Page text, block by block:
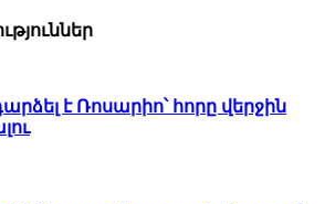
է Ռոսարիո՝ հորը վերջին